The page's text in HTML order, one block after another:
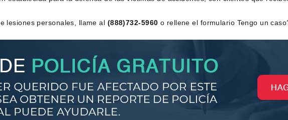
lesiones personales, llame al (888)732-5960 o rellene el formulario Tengo un